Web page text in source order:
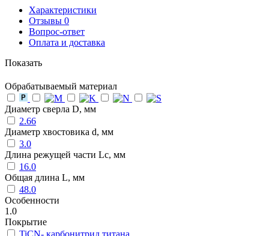
Характеристики
Отзывы 0
Вопрос-ответ
Оплата и доставка
Показать
Обрабатываемый материал
Диаметр сверла D, мм
2.66
Диаметр хвостовика d, мм
3.0
Длина режущей части Lc, мм
16.0
Общая длина L, мм
48.0
Особенности
1.0
Покрытие